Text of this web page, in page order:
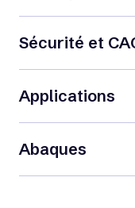
Sécurité et
Applications
Abaques